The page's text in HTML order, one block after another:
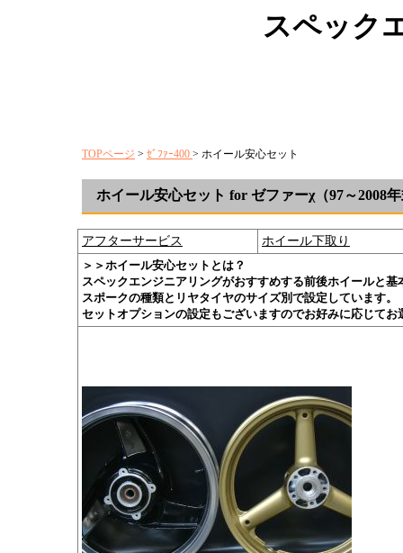
スペック
TOPページ > ｾﾞﾌｧｰ400 > ホイール安心セット
ホイール安心セット for ゼファーχ（97～2008
アフターサービス
ホイール下取り
＞＞ホイール安心セットとは？
スペックエンジニアリングがおすすめする前後ホイールと基
スポークの種類とリヤタイヤのサイズ別で設定しています。
セットオプションの設定もございますのでお好みに応じてお